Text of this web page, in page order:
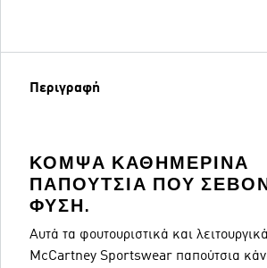
Περιγραφή
ΚΟΜΨΆ ΚΑΘΗΜΕΡΙΝΆ
ΠΑΠΟΎΤΣΙΑ ΠΟΥ
ΦΎΣΗ.
Αυτά τα φουτουριστικά και
McCartney Sportswear παπούτσια